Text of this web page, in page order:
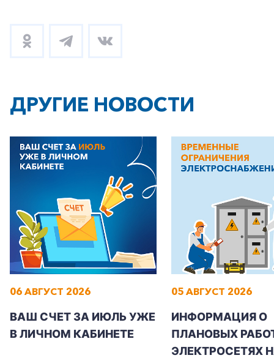
+7-800-700-24-57
ДРУГИЕ НОВОСТИ
06 АВГУСТ 2026
ВАШ СЧЕТ ЗА ИЮЛЬ УЖЕ
В ЛИЧНОМ КАБИНЕТЕ
05 АВГУСТ 2026
ИНФОРМАЦИЯ О
ПЛАНОВЫХ
ЭЛЕКТРОСЕТЯХ